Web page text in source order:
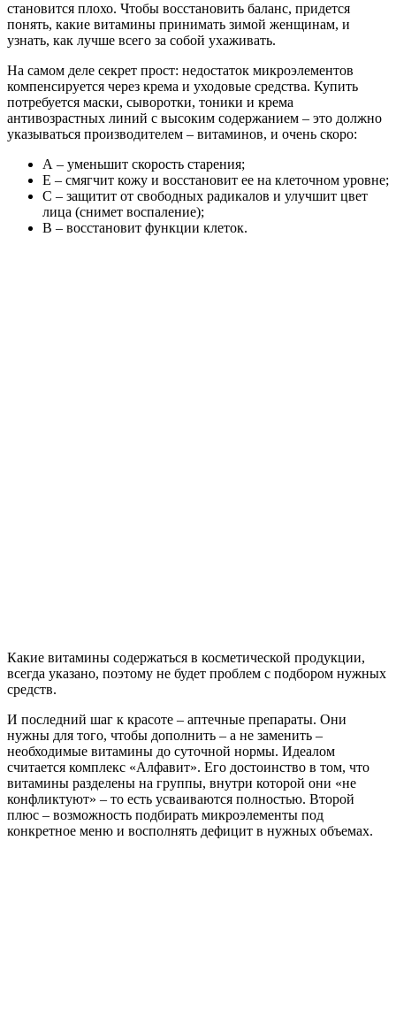
становится плохо. Чтобы восстановить баланс, придется
понять, какие витамины принимать зимой женщинам, и
узнать, как лучше всего за собой ухаживать.
На самом деле секрет прост: недостаток микроэлементов
компенсируется через крема и уходовые средства. Купить
потребуется маски, сыворотки, тоники и крема
антивозрастных линий с высоким содержанием – это должно
указываться производителем – витаминов, и очень скоро:
А – уменьшит скорость старения;
Е – смягчит кожу и восстановит ее на клеточном уровне;
С – защитит от свободных радикалов и улучшит цвет
лица (снимет воспаление);
В – восстановит функции клеток.
Какие витамины содержаться в косметической продукции,
всегда указано, поэтому не будет проблем с подбором нужных
средств.
И последний шаг к красоте – аптечные препараты. Они
нужны для того, чтобы дополнить – а не заменить –
необходимые витамины до суточной нормы. Идеалом
считается комплекс «Алфавит». Его достоинство в том, что
витамины разделены на группы, внутри которой они «не
конфликтуют» – то есть усваиваются полностью. Второй
плюс – возможность подбирать микроэлементы под
конкретное меню и восполнять дефицит в нужных объемах.